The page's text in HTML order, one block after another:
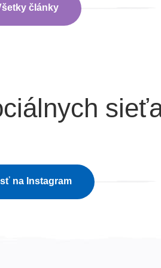
články
na Instagram